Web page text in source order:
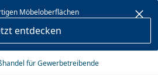
Möbeloberflächen
entdecken
für Gewerbetreibende